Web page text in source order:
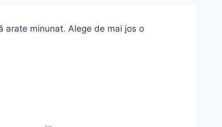
arate minunat. Alege de mai jos o